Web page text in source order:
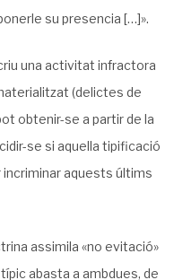
su presencia […]».
una activitat infractora
(delictes de
obtenir-se a partir de la
se si aquella tipificació
aquests últims
assimila «no evitació»
abasta a ambdues, de